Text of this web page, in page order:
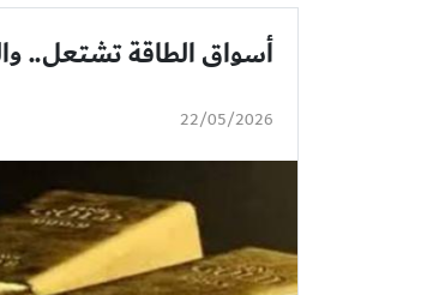
أسواق الطاقة تشتعل..
22/05/2026